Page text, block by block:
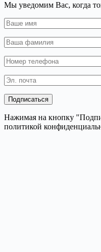
Мы уведомим Вас, когда
Нажимая на кнопку
политикой